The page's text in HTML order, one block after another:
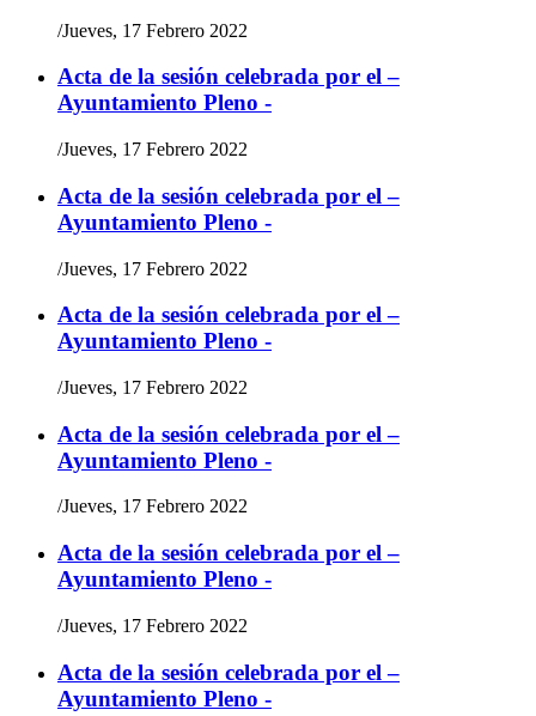
/Jueves, 17 Febrero 2022
Acta de la sesión celebrada por el –
Ayuntamiento Pleno -
/Jueves, 17 Febrero 2022
Acta de la sesión celebrada por el –
Ayuntamiento Pleno -
/Jueves, 17 Febrero 2022
Acta de la sesión celebrada por el –
Ayuntamiento Pleno -
/Jueves, 17 Febrero 2022
Acta de la sesión celebrada por el –
Ayuntamiento Pleno -
/Jueves, 17 Febrero 2022
Acta de la sesión celebrada por el –
Ayuntamiento Pleno -
/Jueves, 17 Febrero 2022
Acta de la sesión celebrada por el –
Ayuntamiento Pleno -